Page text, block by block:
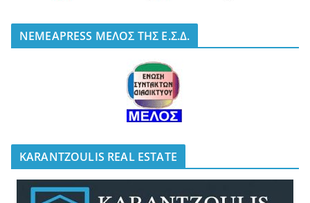
NEMEAPRESS ΜΕΛΟΣ ΤΗΣ Ε.Σ.Δ.
KARANTZOULIS REAL ESTATE